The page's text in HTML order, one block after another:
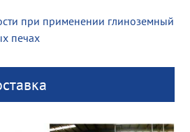
при применении глиноземный
печах